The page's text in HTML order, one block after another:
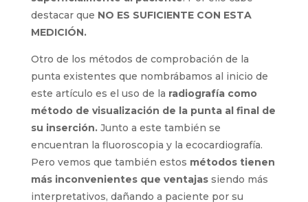
hay que tener en cuenta que estemétodo es
aproximativo
existiendo una variedad anatómica y el
recorrido de estas venas tampoco es exacto
internamente según hemos medido
superficialmente al paciente. Por ello cabe
destacar queNO ES SUFICIENTE CON ESTA
MEDICIÓN.
Otro de los métodos de comprobación de la
punta existentes que nombrábamos al inicio de